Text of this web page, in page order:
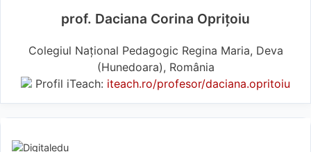
prof. Daciana Corina Oprițoiu
Colegiul Național Pedagogic Regina Maria, Deva
(Hunedoara), România
Profil iTeach: iteach.ro/profesor/daciana.opritoiu